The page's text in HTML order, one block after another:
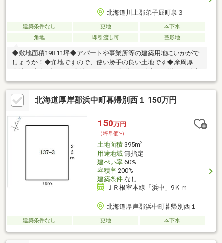
北海道川上郡弟子屈町泉３
建築条件なし 更地
本下水
角地
即引渡し可 整形地
◆敷地面積198.11坪◆アパートや事業所等の建築用地にいかがで
しょうか！◆角地ですので、使い勝手の良い土地です◆摩周厚生
も随時受け付けております！お問合せ、お待ちしております♪
北海道厚岸郡浜中町暮帰別西１ 150万円
150万円
（坪単価:-）
土地面積395m2
用途地域無指定
建ぺい率60%
容積率200%
建築条件なし
ＪＲ根室本線「浜中」9Ｋｍ
北海道厚岸郡浜中町暮帰別西１
建築条件なし 更地 本下水